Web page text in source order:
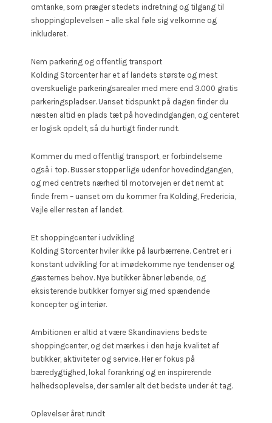
omtanke, som præger stedets indretning og tilgang til
shoppingoplevelsen – alle skal føle sig velkomne og
inkluderet.
Nem parkering og offentlig transport
Kolding Storcenter har et af landets største og mest
overskuelige parkeringsarealer med mere end 3.000 gratis
parkeringspladser. Uanset tidspunkt på dagen finder du
næsten altid en plads tæt på hovedindgangen, og centeret
er logisk opdelt, så du hurtigt finder rundt.
Kommer du med offentlig transport, er forbindelserne
også i top. Busser stopper lige udenfor hovedindgangen,
og med centrets nærhed til motorvejen er det nemt at
finde frem – uanset om du kommer fra Kolding, Fredericia,
Vejle eller resten af landet.
Et shoppingcenter i udvikling
Kolding Storcenter hviler ikke på laurbærrene. Centret er i
konstant udvikling for at imødekomme nye tendenser og
gæsternes behov. Nye butikker åbner løbende, og
eksisterende butikker fornyer sig med spændende
koncepter og interiør.
Ambitionen er altid at være Skandinaviens bedste
shoppingcenter, og det mærkes i den høje kvalitet af
butikker, aktiviteter og service. Her er fokus på
bæredygtighed, lokal forankring og en inspirerende
helhedsoplevelse, der samler alt det bedste under ét tag.
Oplevelser året rundt